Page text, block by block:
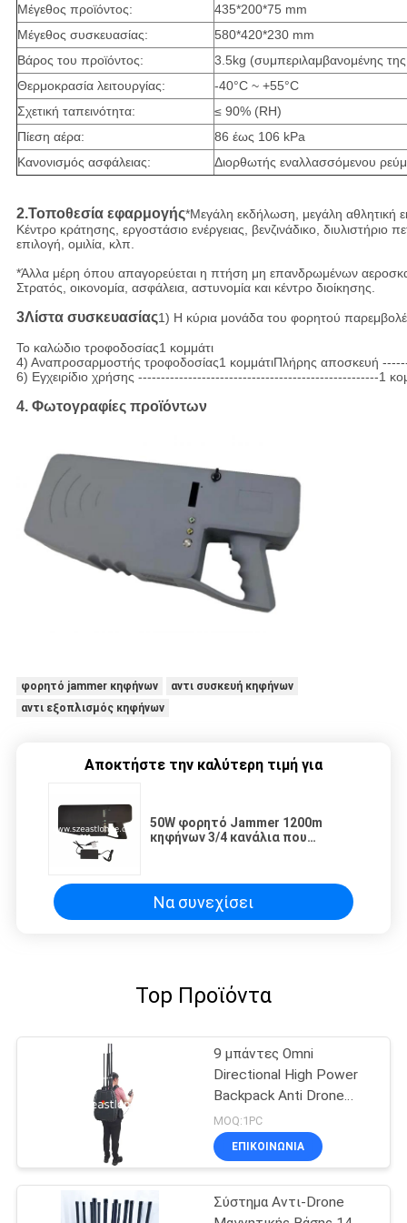
Μέγεθος προϊόντος:
435*200*75 mm
Μέγεθος συσκευασίας:
580*420*230 mm
Βάρος του προϊόντος:
3.5kg (συμπεριλαμβανομένης
Θερμοκρασία λειτουργίας:
-40°C ~ +55°C
Σχετική ταπεινότητα:
≤ 90% (RH)
Πίεση αέρα:
86 έως 106 kPa
Κανονισμός ασφάλειας:
Διορθωτής εναλλασσόμενου
2.Τοποθεσία εφαρμογής*Μεγάλη εκδήλωση, μεγάλη αθλητική
Κέντρο κράτησης, εργοστάσιο ενέργειας, βενζινάδικο,
επιλογή, ομιλία, κλπ.
*Άλλα μέρη όπου απαγορεύεται η πτήση μη επανδρωμένων
Στρατός, οικονομία, ασφάλεια, αστυνομία και κέντρο διοίκησης.
3Λίστα συσκευασίας1) Η κύρια μονάδα του φορητού
Το καλώδιο τροφοδοσίας1 κομμάτι
4) Αναπροσαρμοστής τροφοδοσίας1 κομμάτιΠλήρης αποσκευή
6) Εγχειρίδιο χρήσης -----------------------------------------------------1
4. Φωτογραφίες προϊόντων
φορητό jammer κηφήνων
αντι συσκευή κηφήνων
αντι εξοπλισμός κηφήνων
Αποκτήστε την καλύτερη τιμή για
50W φορητό Jammer 1200m
κηφήνων 3/4 κανάλια που
Να συνεχίσει
Top Προϊόντα
9 μπάντες Omni
Directional High Power
Backpack Anti Drone
UAV Jammer με
καλωδιακό
τηλεχειριστήριο
MOQ:1PC
ΕΠΙΚΟΙΝΩΝΊΑ
Σύστημα Αντι-Drone